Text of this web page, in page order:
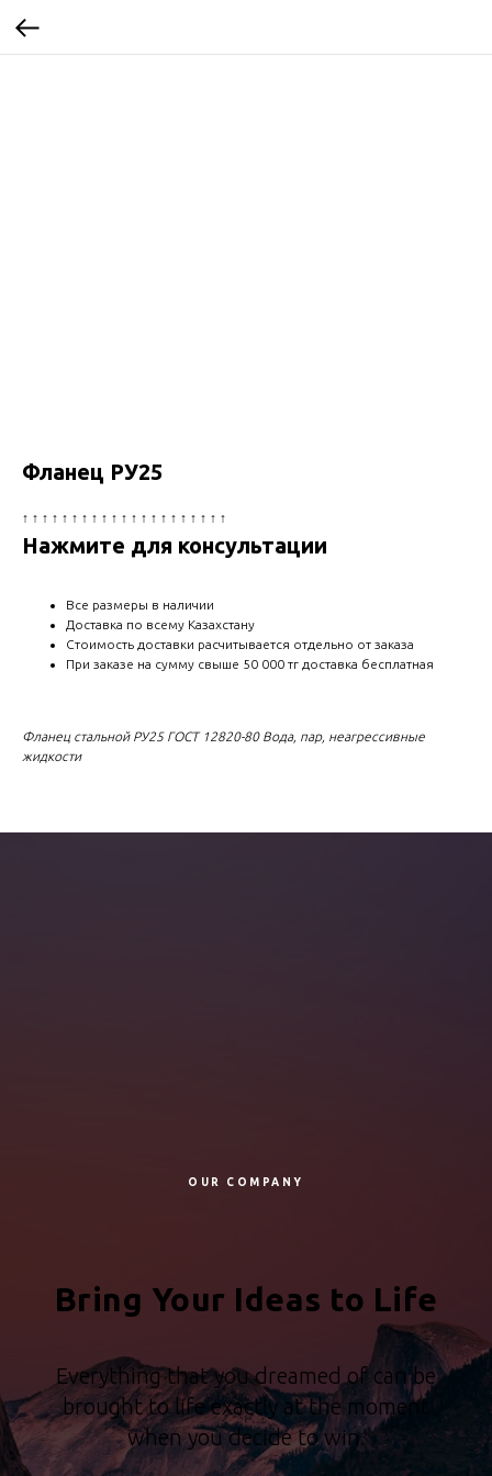
Фланец РУ25
↑ ↑ ↑ ↑ ↑ ↑ ↑ ↑ ↑ ↑ ↑ ↑ ↑ ↑ ↑ ↑ ↑ ↑ ↑ ↑ ↑
Нажмите для консультации
Все размеры в наличии
Доставка по всему Казахстану
Стоимость доставки расчитывается отдельно от заказа
При заказе на сумму свыше 50 000 тг доставка бесплатная
Фланец стальной РУ25 ГОСТ 12820-80 Вода, пар, неагрессивные
жидкости
OUR COMPANY
Bring Your Ideas to Life
Everything that you dreamed of can be
brought to life exactly at the moment
when you decide to win.